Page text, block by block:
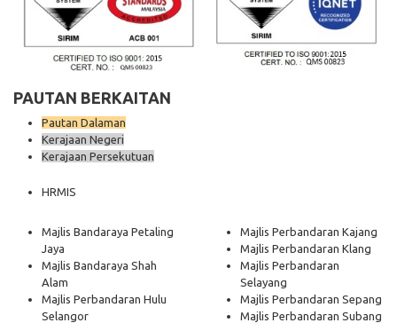
PAUTAN BERKAITAN
Pautan Dalaman
Kerajaan Negeri
Kerajaan Persekutuan
HRMIS
Majlis Bandaraya Petaling
Jaya
Majlis Bandaraya Shah
Alam
Majlis Perbandaran Hulu
Selangor
Majlis Perbandaran Kajang
Majlis Perbandaran Klang
Majlis Perbandaran
Selayang
Majlis Perbandaran Sepang
Majlis Perbandaran Subang